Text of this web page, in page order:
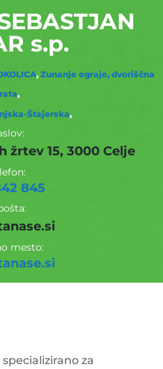
s.p.
Zunanje ograje, dvoriščna
Štajerska
žrtev 15, 3000 Celje
845
mesto:
za